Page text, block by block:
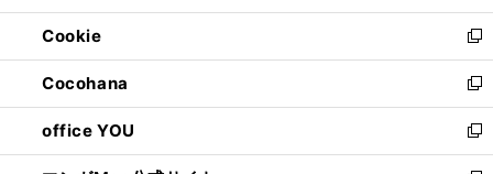
開
く
ウ
で
開
く
ン
ド
ウ
で
開
く
ウ
ィ
ン
ド
ウ
で
開
Cookie
新
し
い
ウ
ィ
ン
Cocohana
新
し
い
ウ
office YOU
新
し